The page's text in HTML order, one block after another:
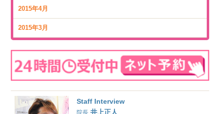
2015年4月
2015年3月
Staff Interview
井上正人